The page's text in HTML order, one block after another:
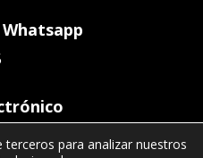
para analizar nuestros